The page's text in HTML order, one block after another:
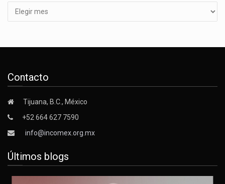
Contacto
Tijuana, B.C., México
+52 664 627 7590
info@incomex.org.mx
Últimos blogs